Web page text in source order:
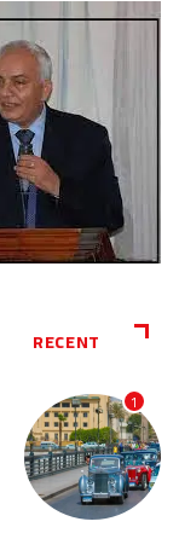
RECENT
1